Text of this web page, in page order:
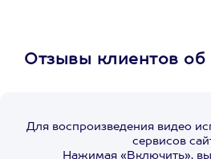
Отзывы клиентов
Для воспроизведения видео
сервисов
Нажимая «Включить»,